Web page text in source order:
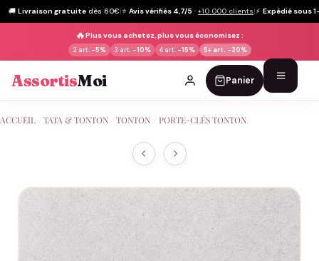
🚚 Livraison gratuite dès 60€|⭐ Avis vérifiés 4,7/5 · +10 000 clients|⚡ Expédié sous
🔥Plus vous achetez, plus vous économisez :
2 art. -5% 3 art. -10% 4 art. -15% 5+ art. -20%
AssortisMoi Panier
au
ACCUEIL TATA & TONTON TONTON PORTE-CLÉS TONTON